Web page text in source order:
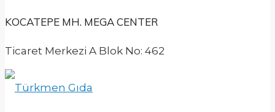
KOCATEPE MH. MEGA CENTER
Ticaret Merkezi A Blok No: 462